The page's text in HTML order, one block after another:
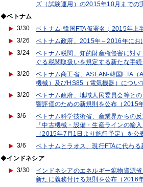
ズ（試験運用）の2015年10月までの
◆ベトナム
3/30
ベトナム-韓国FTA仮署名；2015年上
3/26
ベトナム政府、2015年～2016年に
3/24
ベトナム税関、知的財産権侵害に対
ぐる税関取扱いを規定する新たな手
3/20
ベトナム商工省、ASEAN-韓国FTA
機械）及びHS85（電気機器）につ
3/20
ベトナム政府、地域人民委員会等と
響評価のための新規則を公布（2015
3/6
ベトナム科学技術省、産業界からの
「中古機械・設備・生産ラインの輸
（2015年7月1日より施行予定）を公
3/6
ベトナムとラオス、現行FTAに代わ
◆インドネシア
3/30
インドネシアのエネルギー鉱物資源
新たに義務付ける規則を公布（2016